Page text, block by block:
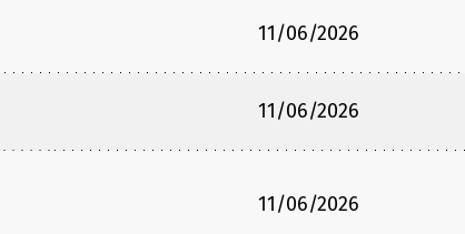
11/06/2026
11/06/2026
11/06/2026